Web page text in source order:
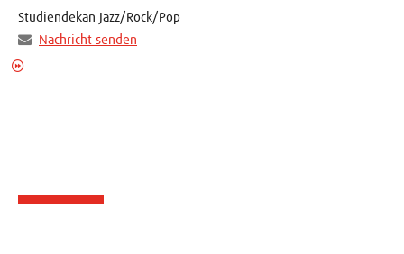
Studiendekan Jazz/Rock/Pop
Nachricht senden